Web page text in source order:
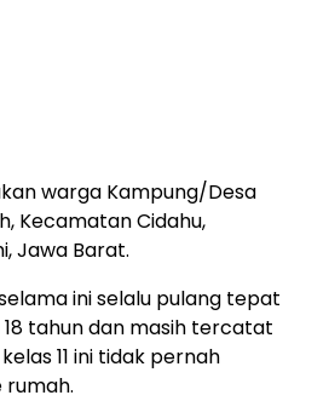
warga Kampung/Desa
Kecamatan Cidahu,
Jawa Barat.
ini selalu pulang tepat
tahun dan masih tercatat
11 ini tidak pernah